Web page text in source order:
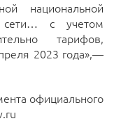
национальной
сети… с учетом
тарифов,
2023 года»,—
официального